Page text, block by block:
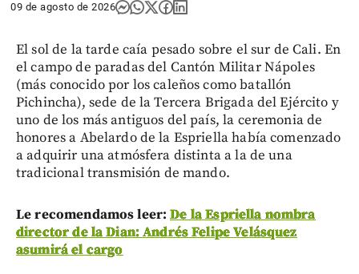
09 de agosto de 2026
El sol de la tarde caía pesado sobre el sur de Cali. En
el campo de paradas del Cantón Militar Nápoles
(más conocido por los caleños como batallón
Pichincha), sede de la Tercera Brigada del Ejército y
uno de los más antiguos del país, la ceremonia de
honores a Abelardo de la Espriella había comenzado
a adquirir una atmósfera distinta a la de una
tradicional transmisión de mando.
Le recomendamos leer:De la Espriella nombra
director de la Dian: Andrés Felipe Velásquez
asumirá el cargo